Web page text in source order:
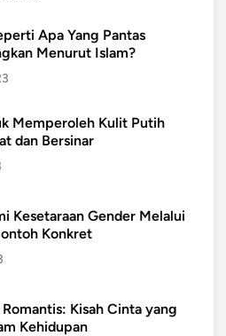
Apa Yang Pantas
Menurut Islam?
Memperoleh Kulit Putih
dan Bersinar
Kesetaraan Gender Melalui
Konkret
Kisah Cinta yang
Kehidupan